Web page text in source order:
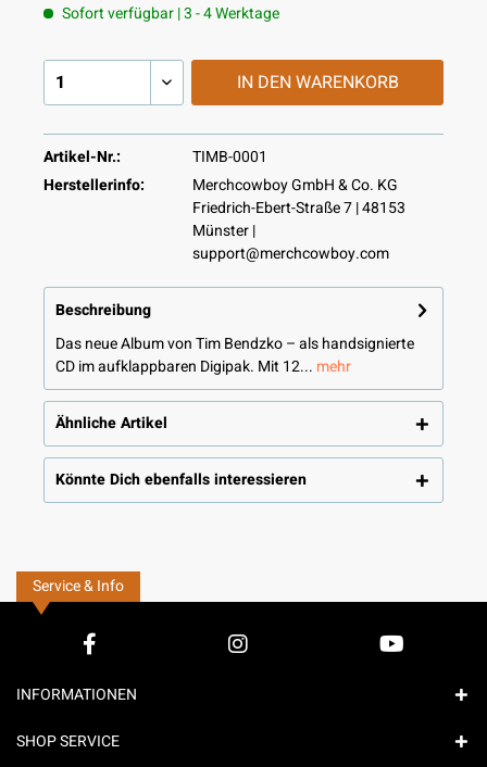
Sofort verfügbar | 3 - 4 Werktage
IN DEN WARENKORB
Artikel-Nr.:
TIMB-0001
Herstellerinfo:
Merchcowboy GmbH & Co. KG
Friedrich-Ebert-Straße 7 | 48153
Münster |
support@merchcowboy.com
Beschreibung
Das neue Album von Tim Bendzko – als handsignierte
CD im aufklappbaren Digipak. Mit 12... mehr
Ähnliche Artikel
Könnte Dich ebenfalls interessieren
Service & Info
INFORMATIONEN
SHOP SERVICE